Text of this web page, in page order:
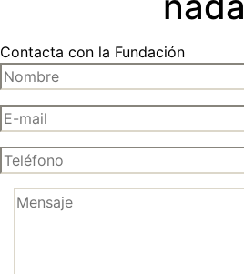
Contacta con la Fundación